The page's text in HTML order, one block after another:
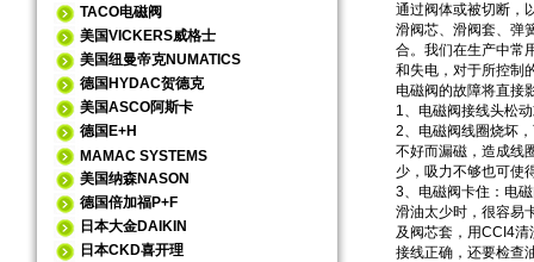
TACO电磁阀
美国VICKERS威格士
美国纽曼帝克NUMATICS
德国HYDAC贺德克
美国ASCO阿斯卡
德国E+H
MAMAC SYSTEMS
美国纳森NASON
德国倍加福P+F
日本大金DAIKIN
日本CKD喜开理
通过阀体或被切断，
滑阀芯、滑阀套、弹
合。我们在生产中常
和失电，对于所控制
电磁阀的故障将直接
1、电磁阀接线头松
2、电磁阀线圈烧坏
不好而漏磁，造成线
少，吸力不够也可使
3、电磁阀卡住：电
滑油太少时，很容易
及阀芯套，用CCI4
接线正确，还要检查